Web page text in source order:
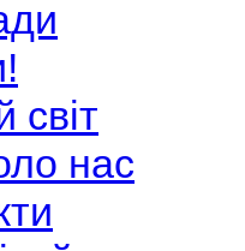
світ
нас